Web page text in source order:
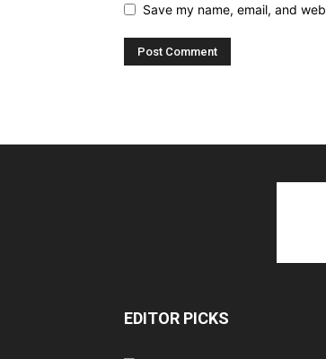
Save my name, email, and
EDITOR PICKS